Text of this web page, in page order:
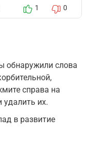
1 0
обнаружили слова
справа на
их.
в развитие